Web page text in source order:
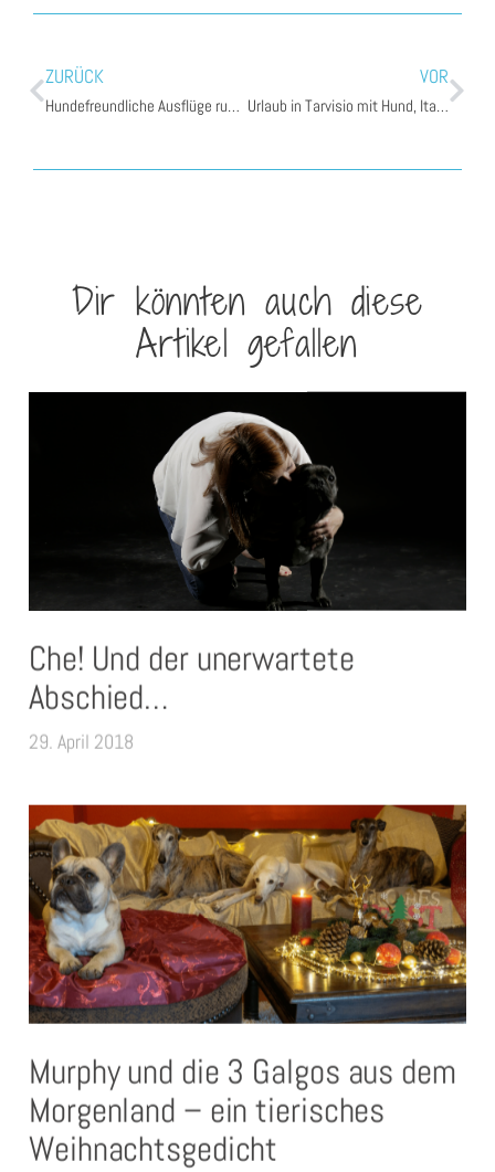
ZURÜCK
Hundefreundliche Ausflüge rund um den Packer Stausee – Teil 2
VOR
Urlaub in Tarvisio mit Hund, Italien
Dir könnten auch diese
Artikel gefallen
Che! Und der unerwartete
Abschied…
29. April 2018
Murphy und die 3 Galgos aus dem
Morgenland – ein tierisches
Weihnachtsgedicht